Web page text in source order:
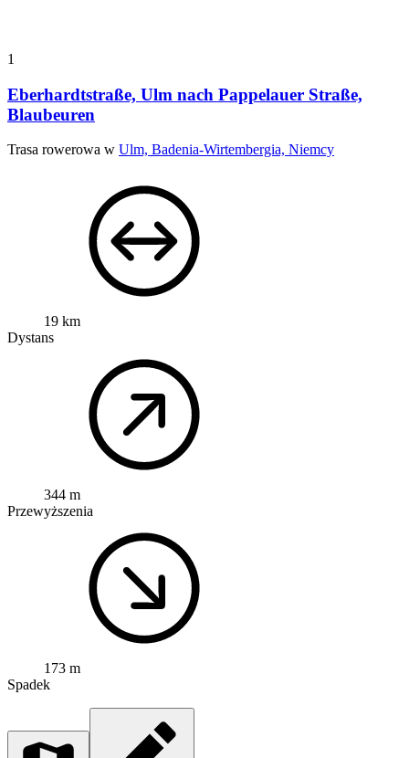
1
Eberhardtstraße, Ulm nach Pappelauer Straße,
Blaubeuren
Trasa rowerowa w Ulm, Badenia-Wirtembergia, Niemcy
19 km
Dystans
344 m
Przewyższenia
173 m
Spadek